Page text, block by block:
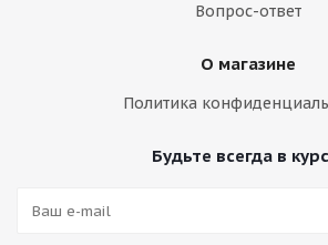
Вопрос-ответ
О магазине
Политика
Будьте всегда в